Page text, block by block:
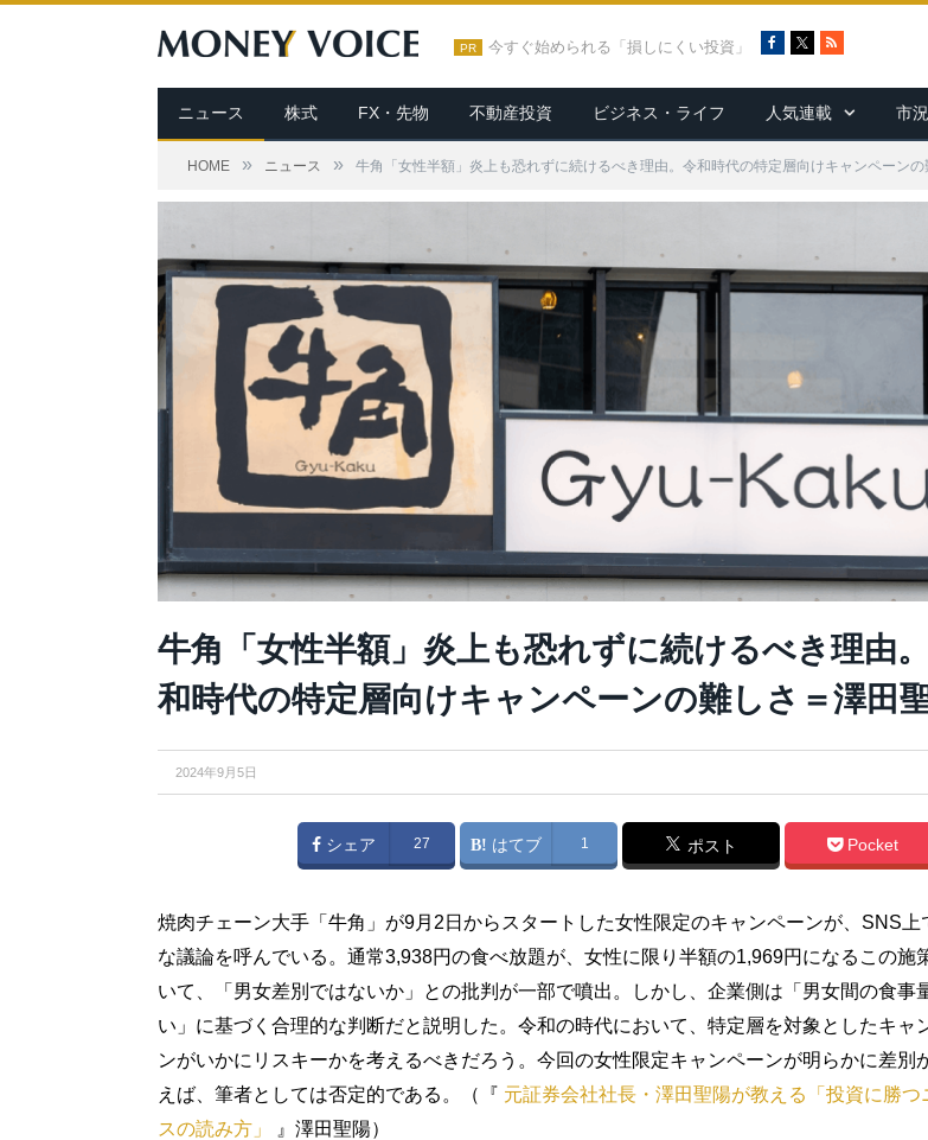
PR 今すぐ始められる「損しにくい投資」
c
e
b
o
R
S
ニュース 株式 FX・先物 不動産投資 ビジネス・ライフ 人気連載 市況
HOME » ニュース » 牛角「女性半額」炎上も恐れずに続けるべき理由。令和時代の特定層向けキャンペーン
牛角「女性半額」炎上も恐れずに続けるべき理由
和時代の特定層向けキャンペーンの難しさ＝澤田
2024年9月5日
シェア 27 はてブ 1 ポスト Pocket
焼肉チェーン大手「牛角」が9月2日からスタートした女性限定のキャンペーンが、SNS上
な議論を呼んでいる。通常3,938円の食べ放題が、女性に限り半額の1,969円になるこの施
いて、「男女差別ではないか」との批判が一部で噴出。しかし、企業側は「男女間の食事
い」に基づく合理的な判断だと説明した。令和の時代において、特定層を対象としたキャ
ンがいかにリスキーかを考えるべきだろう。今回の女性限定キャンペーンが明らかに差別
えば、筆者としては否定的である。（『 元証券会社社長・澤田聖陽が教える「投資に勝つ
スの読み方」
』澤田聖陽）